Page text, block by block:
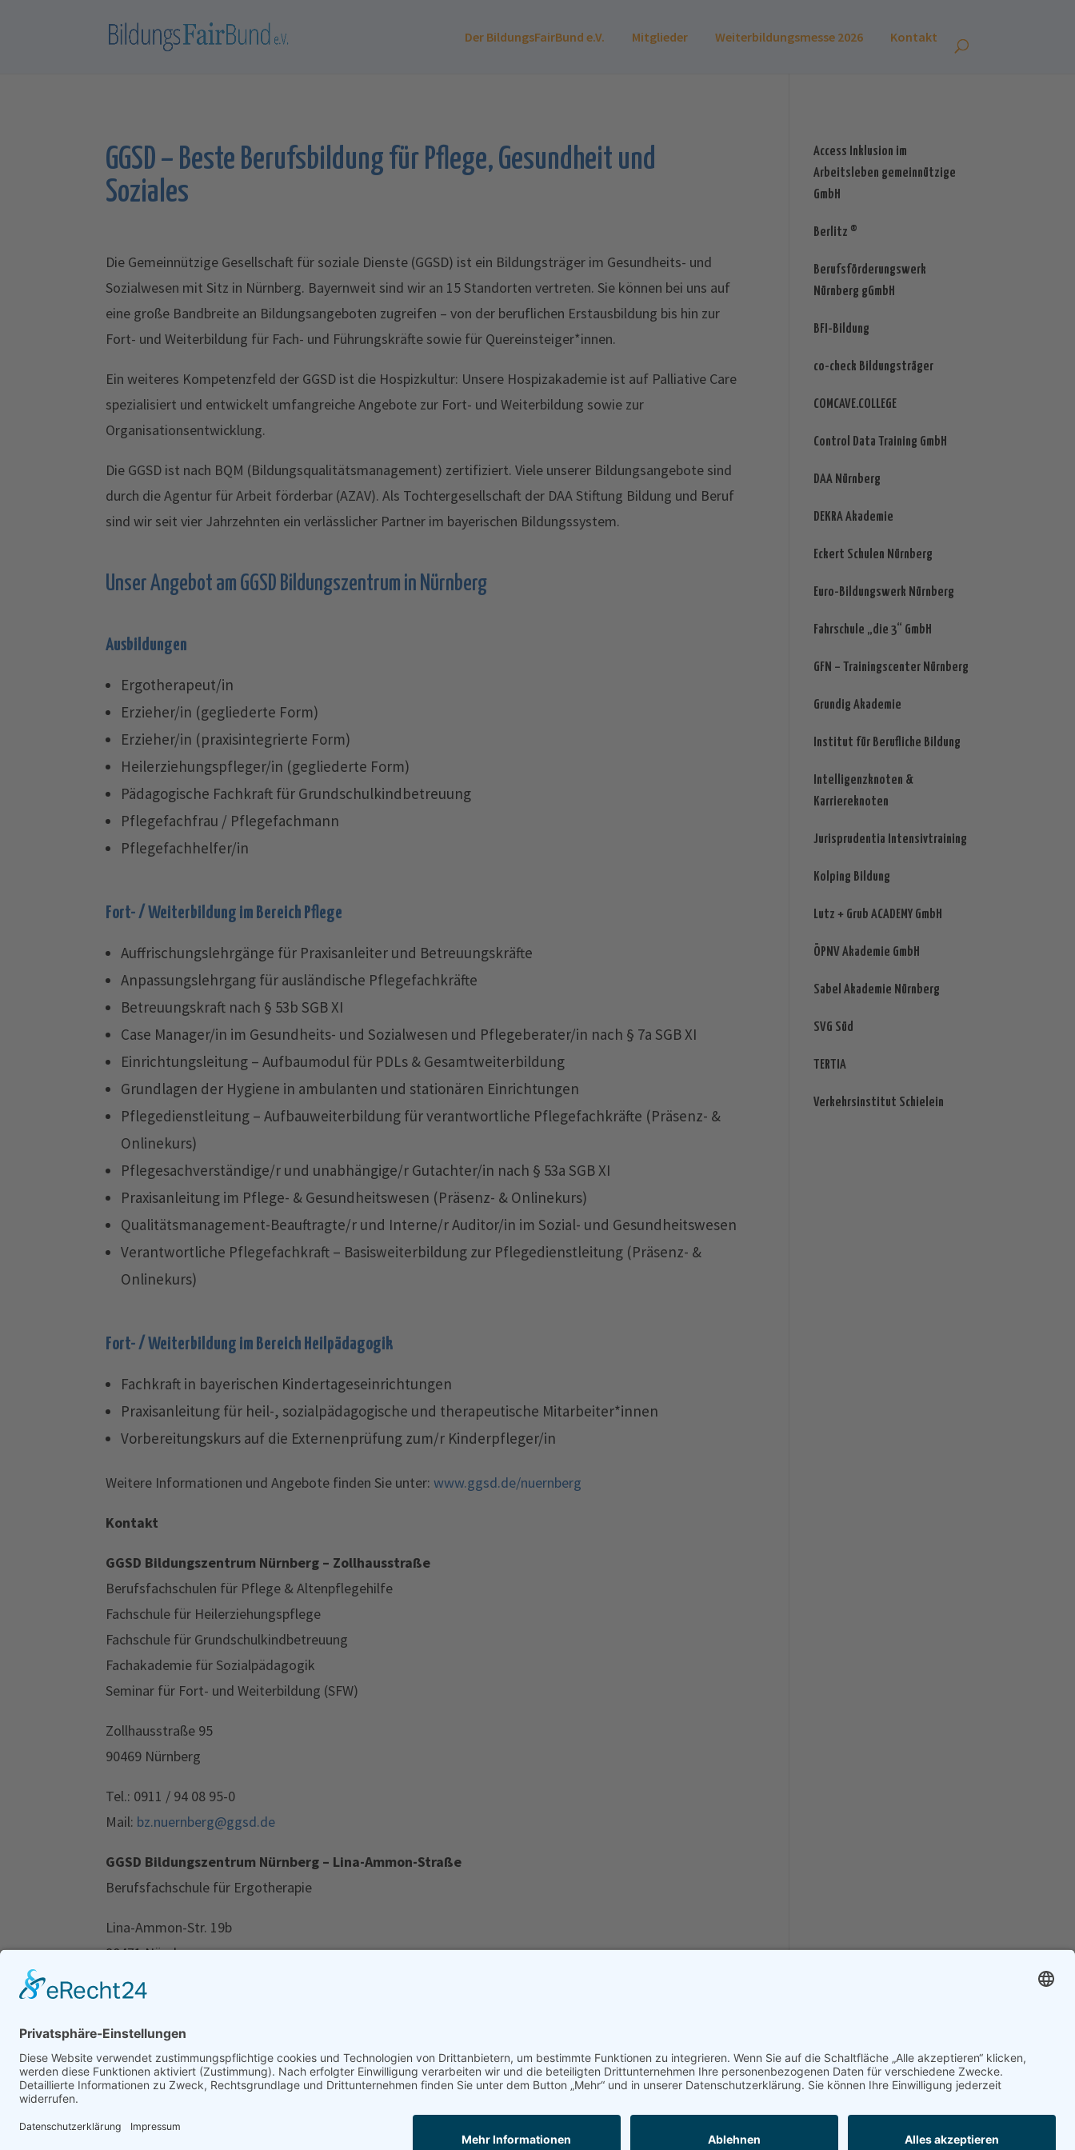
Der BildungsFairBund e.V. Mitglieder Weiterbildungsmesse 2026 Kontakt
GGSD – Beste Berufsbildung für Pflege, Gesundheit und
Soziales
Die Gemeinnützige Gesellschaft für soziale Dienste (GGSD) ist ein Bildungsträger im Gesundheits- und
Sozialwesen mit Sitz in Nürnberg. Bayernweit sind wir an 15 Standorten vertreten. Sie können bei uns auf
eine große Bandbreite an Bildungsangeboten zugreifen – von der beruflichen Erstausbildung bis hin zur
Fort- und Weiterbildung für Fach- und Führungskräfte sowie für Quereinsteiger*innen.
Ein weiteres Kompetenzfeld der GGSD ist die Hospizkultur: Unsere Hospizakademie ist auf Palliative Care
spezialisiert und entwickelt umfangreiche Angebote zur Fort- und Weiterbildung sowie zur
Organisationsentwicklung.
Die GGSD ist nach BQM (Bildungsqualitätsmanagement) zertifiziert. Viele unserer Bildungsangebote sind
durch die Agentur für Arbeit förderbar (AZAV). Als Tochtergesellschaft der DAA Stiftung Bildung und Beruf
sind wir seit vier Jahrzehnten ein verlässlicher Partner im bayerischen Bildungssystem.
Unser Angebot am GGSD Bildungszentrum in Nürnberg
Ausbildungen
Ergotherapeut/in
Erzieher/in (gegliederte Form)
Erzieher/in (praxisintegrierte Form)
Heilerziehungspfleger/in (gegliederte Form)
Pädagogische Fachkraft für Grundschulkindbetreuung
Pflegefachfrau / Pflegefachmann
Pflegefachhelfer/in
Fort- / Weiterbildung im Bereich Pflege
Auffrischungslehrgänge für Praxisanleiter und Betreuungskräfte
Anpassungslehrgang für ausländische Pflegefachkräfte
Betreuungskraft nach § 53b SGB XI
Case Manager/in im Gesundheits- und Sozialwesen und Pflegeberater/in nach § 7a SGB XI
Einrichtungsleitung – Aufbaumodul für PDLs & Gesamtweiterbildung
Grundlagen der Hygiene in ambulanten und stationären Einrichtungen
Pflegedienstleitung – Aufbauweiterbildung für verantwortliche Pflegefachkräfte (Präsenz- &
Onlinekurs)
Pflegesachverständige/r und unabhängige/r Gutachter/in nach § 53a SGB XI
Praxisanleitung im Pflege- & Gesundheitswesen (Präsenz- & Onlinekurs)
Qualitätsmanagement-Beauftragte/r und Interne/r Auditor/in im Sozial- und Gesundheitswesen
Verantwortliche Pflegefachkraft – Basisweiterbildung zur Pflegedienstleitung (Präsenz- &
Onlinekurs)
Fort- / Weiterbildung im Bereich Heilpädagogik
Fachkraft in bayerischen Kindertageseinrichtungen
Praxisanleitung für heil-, sozialpädagogische und therapeutische Mitarbeiter*innen
Vorbereitungskurs auf die Externenprüfung zum/r Kinderpfleger/in
Weitere Informationen und Angebote finden Sie unter: www.ggsd.de/nuernberg
Kontakt
GGSD Bildungszentrum Nürnberg – Zollhausstraße
Berufsfachschulen für Pflege & Altenpflegehilfe
Fachschule für Heilerziehungspflege
Fachschule für Grundschulkindbetreuung
Fachakademie für Sozialpädagogik
Seminar für Fort- und Weiterbildung (SFW)
Zollhausstraße 95
90469 Nürnberg
Tel.: 0911 / 94 08 95-0
Mail: bz.nuernberg@ggsd.de
GGSD Bildungszentrum Nürnberg – Lina-Ammon-Straße
Berufsfachschule für Ergotherapie
Lina-Ammon-Str. 19b
90471 Nürnberg
Tel.: 0911 / 94 08 95-030
Access Inklusion im
Arbeitsleben gemeinnützige
GmbH
Berlitz ®
Berufsförderungswerk
Nürnberg gGmbH
BFI-Bildung
co-check Bildungsträger
COMCAVE.COLLEGE
Control Data Training GmbH
DAA Nürnberg
DEKRA Akademie
Eckert Schulen Nürnberg
Euro-Bildungswerk Nürnberg
Fahrschule „die 3“ GmbH
GFN – Trainingscenter Nürnberg
Grundig Akademie
Institut für Berufliche Bildung
Intelligenzknoten &
Karriereknoten
Jurisprudentia Intensivtraining
Kolping Bildung
Lutz + Grub ACADEMY GmbH
ÖPNV Akademie GmbH
Sabel Akademie Nürnberg
SVG Süd
TERTIA
Verkehrsinstitut Schielein